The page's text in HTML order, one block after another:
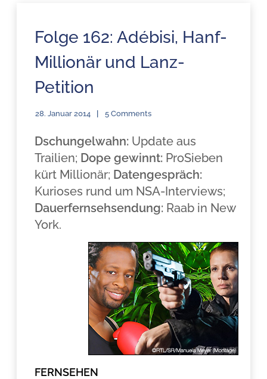
Folge 162: Adébisi, Hanf-
Millionär und Lanz-
Petition
28. Januar 2014 5 Comments
Dschungelwahn: Update aus
Trailien; Dope gewinnt: ProSieben
kürt Millionär; Datengespräch:
Kurioses rund um NSA-Interviews;
Dauerfernsehsendung: Raab in New
York.
FERNSEHEN